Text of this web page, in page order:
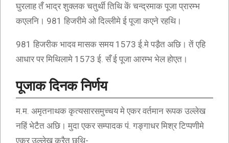
घुरलाह तँ भाद्र शुक्लक चतुर्थी तिथि कें चन्द्रमाक पूजा प्रारम्भ
कएलनि। 981 हिजरीमे ओ दिल्लीमे ई पूजा कएने रहथि।
981 हिजरीक भादव मासक समय 1573 ई.मे पडै़त अछि। तें एहि
आधार पर मिथिलामे 1573 ई. सँ ई पूजा आरम्भ भेल होएत।
पूजाक दिनक निर्णय
म.म. अमृतनाथक कृत्यसारसमुच्चय मे एकर वर्तमान रूपक उल्लेख
नहिं भेटैत अछि। मुदा एकर सम्पादक पं. गङ्गाधर मिश्र टिप्पणीमे
एकर उल्लेख करैत छथि-